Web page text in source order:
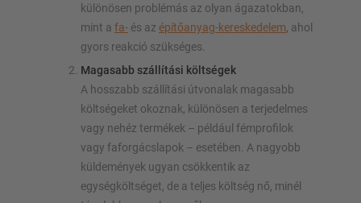
különösen problémás az olyan ágazatokban,
mint a fa- és az építőanyag-kereskedelem , ahol
gyors reakció szükséges.
Magasabb szállítási költségek
A hosszabb szállítási útvonalak magasabb
költségeket okoznak, különösen a terjedelmes
vagy nehéz termékek – például fémprofilok
vagy faforgácslapok – esetében. A nagyobb
küldemények ugyan csökkentik az
egységköltséget, de a teljes költség nő, minél